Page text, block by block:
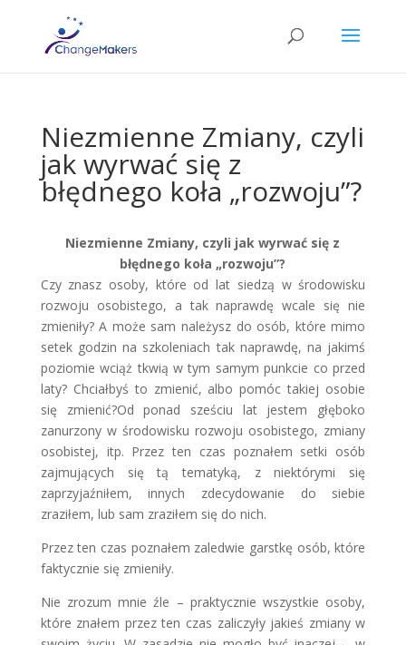
Niezmienne Zmiany, czyli
jak wyrwać się z
błędnego koła „rozwoju”?
Niezmienne Zmiany, czyli jak wyrwać się z
błędnego koła „rozwoju”?
Czy znasz osoby, które od lat siedzą w środowisku
rozwoju osobistego, a tak naprawdę wcale się nie
zmieniły? A może sam należysz do osób, które mimo
setek godzin na szkoleniach tak naprawdę, na jakimś
poziomie wciąż tkwią w tym samym punkcie co przed
laty? Chciałbyś to zmienić, albo pomóc takiej osobie
się zmienić?Od ponad sześciu lat jestem głęboko
zanurzony w środowisku rozwoju osobistego, zmiany
osobistej, itp. Przez ten czas poznałem setki osób
zajmujących się tą tematyką, z niektórymi się
zaprzyjaźniłem, innych zdecydowanie do siebie
zraziłem, lub sam zraziłem się do nich.
Przez ten czas poznałem zaledwie garstkę osób, które
faktycznie się zmieniły.
Nie zrozum mnie źle – praktycznie wszystkie osoby,
które znałem przez ten czas zaliczyły jakieś zmiany w